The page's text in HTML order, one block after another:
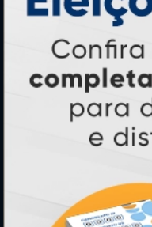
Banners e Lonas
PAGUE COM